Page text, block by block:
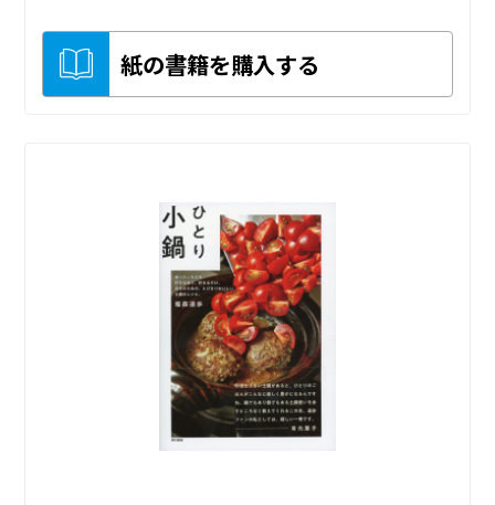
紙の書籍を購入する